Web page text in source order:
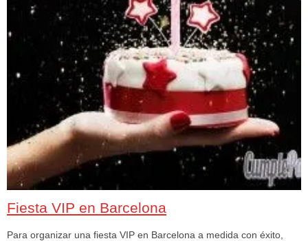
Fiesta VIP en Barcelona
Para organizar una fiesta VIP en Barcelona a medida con éxito,